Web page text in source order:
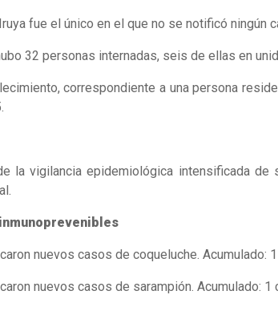
fue el único en el que no se notificó ningún
32 personas internadas, seis de ellas en
correspondiente a una persona
la vigilancia epidemiológica intensificada
nuevos casos de coqueluche. Acumulado:
nuevos casos de sarampión. Acumulado: 1